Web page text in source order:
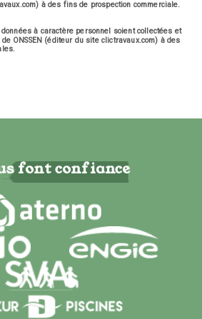
à des fins de prospection commerciale.
à caractère personnel soient collectées et
ONSSEN (éditeur du site clictravaux.com) à des
font confiance